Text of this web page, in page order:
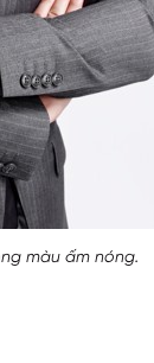
màu ấm nóng.